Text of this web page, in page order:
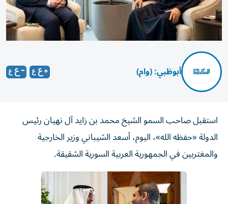
أبوظبي: (وام)
استقبل صاحب السمو الشيخ محمد بن زايد آل نهيان رئيس
الدولة «حفظه الله»، اليوم، أسعد الشيباني وزير الخارجية
والمغتربين في الجمهورية العربية السورية الشقيقة.